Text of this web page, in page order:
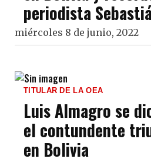
periodista
miércoles 8 de junio, 2022
TITULAR DE LA OEA
Luis Almagro se
el contundente
en Bolivia